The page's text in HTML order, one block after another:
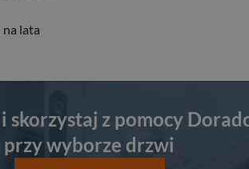
lata
skorzystaj z pomocy
przy wyborze drzwi